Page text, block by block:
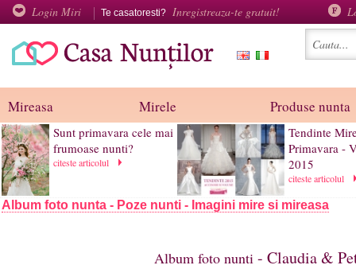
Login Miri Te casatoresti? Inregistreaza-te gratuit!
Mireasa Mirele Produse nunta
Sunt primavara cele mai
frumoase nunti?
citeste articolul
Tendinte
Primavara -
2015
citeste articolul
Album foto nunta - Poze nunti - Imagini mire si mireasa
Album foto nunti - Claudia &